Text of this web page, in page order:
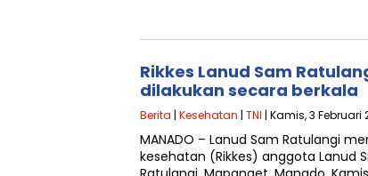
Rikkes Lanud Sam
dilakukan secara berkala
Berita | Kesehatan | TNI | Kamis, 3 Februari
MANADO – Lanud Sam Ratulangi
kesehatan (Rikkes) anggota Lanud